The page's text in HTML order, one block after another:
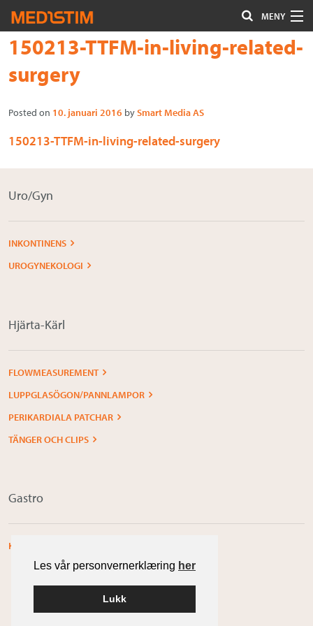
Les vår personvernerklæring her
Lukk
MENY
Hjärta-Kärl
Uro/Gyn
Gastro
Kontakta oss
Om Medistim
About Medistim
Hoppa
innehåll
Font
tip
150213-TTFM-in-living-related-
surgery
Posted on 10. januari 2016 bySmart Media AS
150213-TTFM-in-living-related-surgery
Uro/Gyn
INKONTINENS
UROGYNEKOLOGI
Hjärta-Kärl
FLOWMEASUREMENT
LUPPGLASÖGON/PANNLAMPOR
PERIKARDIALA PATCHAR
TÄNGER OCH CLIPS
Gastro
KOLOPROKTOLOGI